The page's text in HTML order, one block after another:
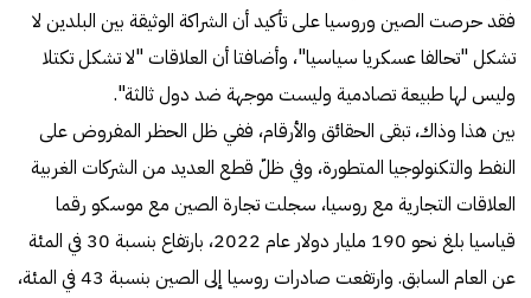
فقد حرصت الصين وروسيا على تأكيد أن الشراكة الوثيقة بين البلدين لا
تشكل "تحالفا عسكريا سياسيا"، وأضافتا أن العلاقات "لا تشكل تكتلا
وليس لها طبيعة تصادمية وليست موجهة ضد دول ثالثة".
بين هذا وذاك، تبقى الحقائق والأرقام، ففي ظل الحظر المفروض على
النفط والتكنولوجيا المتطورة، وفي ظلّ قطع العديد من الشركات الغربية
العلاقات التجارية مع روسيا، سجلت تجارة الصين مع موسكو رقما
قياسيا بلغ نحو 190 مليار دولار عام 2022، بارتفاع بنسبة 30 في المئة
عن العام السابق. وارتفعت صادرات روسيا إلى الصين بنسبة 43 في المئة،